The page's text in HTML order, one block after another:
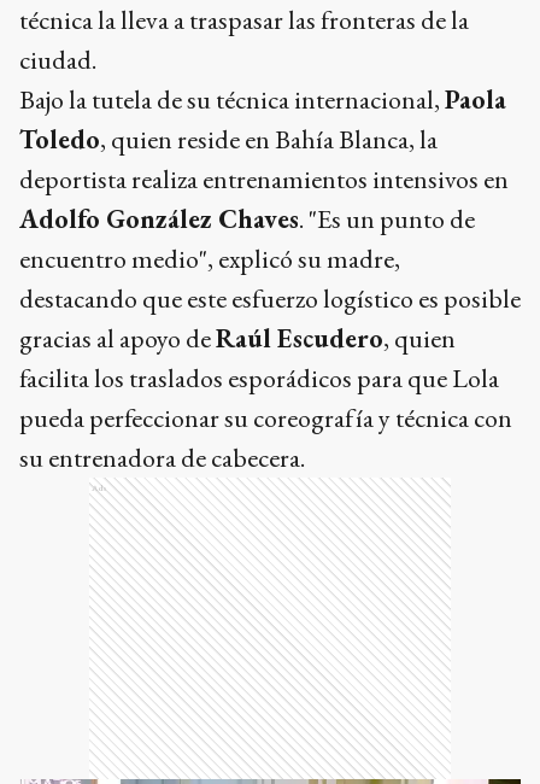
técnica la lleva a traspasar las fronteras de la
ciudad.
Bajo la tutela de su técnica internacional,Paola
Toledo, quien reside en Bahía Blanca, la
deportista realiza entrenamientos intensivos en
Adolfo González Chaves. "Es un punto de
encuentro medio", explicó su madre,
destacando que este esfuerzo logístico es posible
gracias al apoyo deRaúl Escudero, quien
facilita los traslados esporádicos para que Lola
pueda perfeccionar su coreografía y técnica con
su entrenadora de cabecera.
Ads